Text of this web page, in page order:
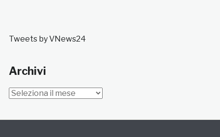
Tweets by VNews24
Archivi
Archivi